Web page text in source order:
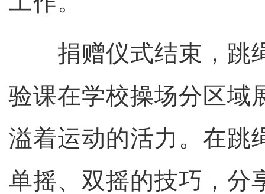
捐赠仪式结束，跳
验课在学校操场分区域
溢着运动的活力。在跳
单摇、双摇的技巧，分